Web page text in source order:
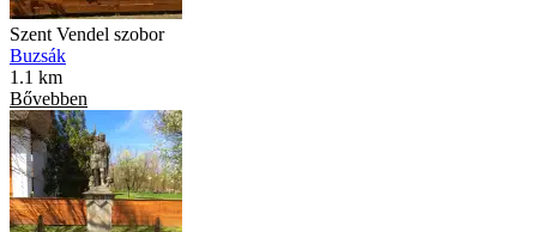
Szent Vendel szobor
Buzsák
1.1 km
Bővebben